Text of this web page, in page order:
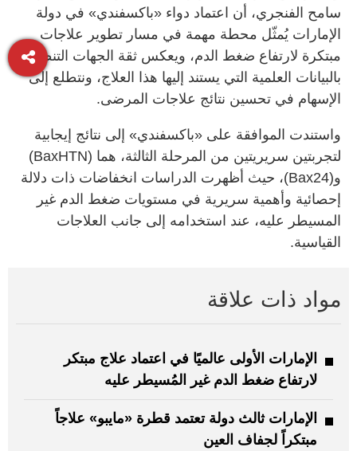
سامح الفنجري، أن اعتماد دواء «باكسفندي» في دولة
الإمارات يُمثّل محطة مهمة في مسار تطوير علاجات
مبتكرة لارتفاع ضغط الدم، ويعكس ثقة الجهات التنظيمية
بالبيانات العلمية التي يستند إليها هذا العلاج، ونتطلع إلى
الإسهام في تحسين نتائج علاجات المرضى.
واستندت الموافقة على «باكسفندي» إلى نتائج إيجابية
لتجربتين سريريتين من المرحلة الثالثة، هما (BaxHTN)
و(Bax24)، حيث أظهرت الدراسات انخفاضات ذات دلالة
إحصائية وأهمية سريرية في مستويات ضغط الدم غير
المسيطر عليه، عند استخدامه إلى جانب العلاجات
القياسية.
مواد ذات علاقة
الإمارات الأولى عالميًا في اعتماد علاج مبتكر
لارتفاع ضغط الدم غير المُسيطر عليه
الإمارات ثالث دولة تعتمد قطرة «مايبو» علاجاً
مبتكراً لجفاف العين